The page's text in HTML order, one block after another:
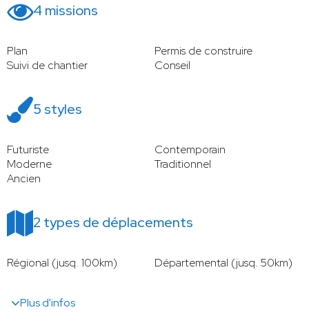
4 missions
Plan
Permis de construire
Suivi de chantier
Conseil
5 styles
Futuriste
Contemporain
Moderne
Traditionnel
Ancien
2 types de déplacements
Régional (jusq. 100km) Départemental (jusq. 50km)
Plus d'infos